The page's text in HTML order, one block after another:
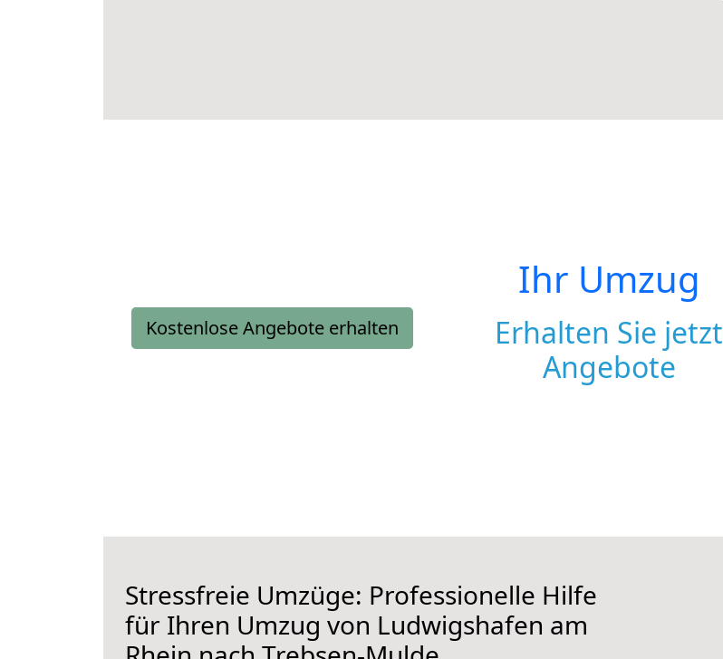
Kostenlose Angebote erhalten
Ihr Umzug
Erhalten Sie jetzt
Angebote
Stressfreie Umzüge: Professionelle Hilfe
für Ihren Umzug von Ludwigshafen am